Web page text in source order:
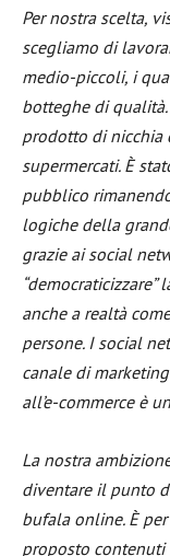
Per nostra scelta,
scegliamo di
medio-piccoli, i
botteghe di
prodotto di nicchia
supermercati. È
pubblico
logiche della
grazie ai social
anche a realtà
persone. I social
canale di
all’e-commerce è
La nostra
diventare il punto
bufala online. È
proposto contenuti